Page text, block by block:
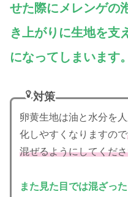
せた際にメレンゲの
き上がりに生地を支
になってしまいます。
対策
卵黄生地は油と水分を
化しやすくなりますので
混ぜるようにしてくだ
また見た目では混ざっ